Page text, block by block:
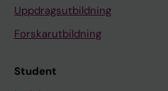
Uppdragsutbildning
Forskarutbildning
Student